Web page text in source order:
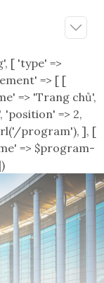
[ 'type' =>
=> [ [
=> 'Trang chủ',
'position' => 2,
program'), ], [
=> $program-